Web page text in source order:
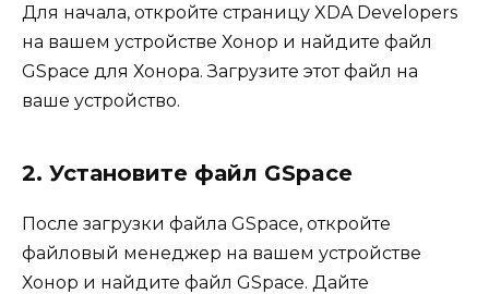
Для начала, откройте страницу XDA Developers
на вашем устройстве Хонор и найдите файл
GSpace для Хонора. Загрузите этот файл на
ваше устройство.
2. Установите файл GSpace
После загрузки файла GSpace, откройте
файловый менеджер на вашем устройстве
Хонор и найдите файл GSpace. Дайте